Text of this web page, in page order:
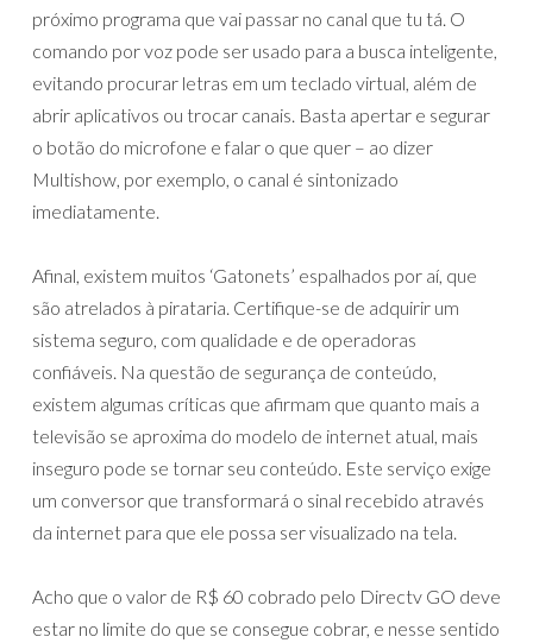
próximo programa que vai passar no canal que tu tá. O
comando por voz pode ser usado para a busca inteligente,
evitando procurar letras em um teclado virtual, além de
abrir aplicativos ou trocar canais. Basta apertar e segurar
o botão do microfone e falar o que quer – ao dizer
Multishow, por exemplo, o canal é sintonizado
imediatamente.
Afinal, existem muitos ‘Gatonets’ espalhados por aí, que
são atrelados à pirataria. Certifique-se de adquirir um
sistema seguro, com qualidade e de operadoras
confiáveis. Na questão de segurança de conteúdo,
existem algumas críticas que afirmam que quanto mais a
televisão se aproxima do modelo de internet atual, mais
inseguro pode se tornar seu conteúdo. Este serviço exige
um conversor que transformará o sinal recebido através
da internet para que ele possa ser visualizado na tela.
Acho que o valor de R$ 60 cobrado pelo Directv GO deve
estar no limite do que se consegue cobrar, e nesse sentido